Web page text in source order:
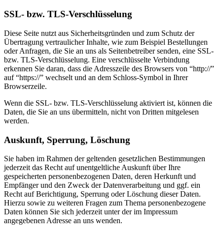
SSL- bzw. TLS-Verschlüsselung
Diese Seite nutzt aus Sicherheitsgründen und zum Schutz der
Übertragung vertraulicher Inhalte, wie zum Beispiel Bestellungen
oder Anfragen, die Sie an uns als Seitenbetreiber senden, eine SSL-
bzw. TLS-Verschlüsselung. Eine verschlüsselte Verbindung
erkennen Sie daran, dass die Adresszeile des Browsers von “http://”
auf “https://” wechselt und an dem Schloss-Symbol in Ihrer
Browserzeile.
Wenn die SSL- bzw. TLS-Verschlüsselung aktiviert ist, können die
Daten, die Sie an uns übermitteln, nicht von Dritten mitgelesen
werden.
Auskunft, Sperrung, Löschung
Sie haben im Rahmen der geltenden gesetzlichen Bestimmungen
jederzeit das Recht auf unentgeltliche Auskunft über Ihre
gespeicherten personenbezogenen Daten, deren Herkunft und
Empfänger und den Zweck der Datenverarbeitung und ggf. ein
Recht auf Berichtigung, Sperrung oder Löschung dieser Daten.
Hierzu sowie zu weiteren Fragen zum Thema personenbezogene
Daten können Sie sich jederzeit unter der im Impressum
angegebenen Adresse an uns wenden.